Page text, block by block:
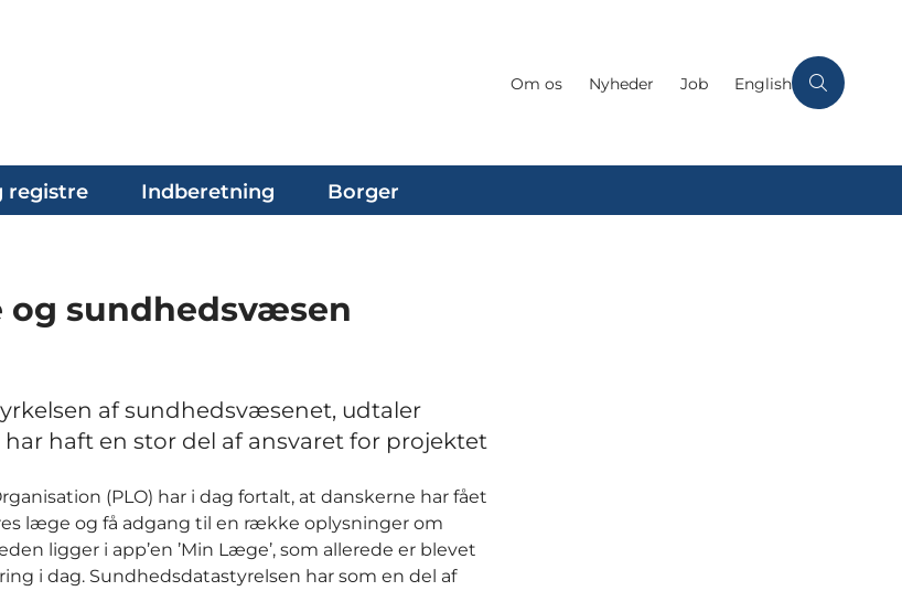
Om os Nyheder Job English
registre Indberetning Borger
sundhedsvæsen
af sundhedsvæsenet, udtaler
haft en stor del af ansvaret for projektet
(PLO) har i dag fortalt, at danskerne har fået
læge og få adgang til en række oplysninger om
ligger i app’en ’Min Læge’, som allerede er blevet
i dag. Sundhedsdatastyrelsen har som en del af